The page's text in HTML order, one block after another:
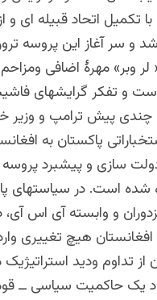
تکمیل اتحاد قبیله ای
سر آغاز این پروسه
لر وبر» مهرۀ اضافی
و تفکر گرایشهای
چندی پیش ترامپ و وزیر
پاکستان به
سازی و پیشبرد
شده است. در سیاستهای
و وابسته آی اس
افغانستان هیچ
از تداوم ودید
یک حاکمیت سیاسی ــ